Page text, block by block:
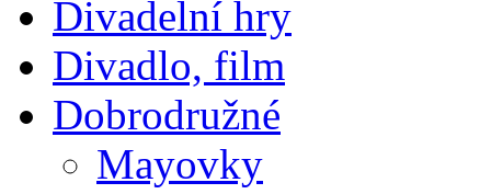
Divadelní hry
Divadlo, film
Dobrodružné
Mayovky